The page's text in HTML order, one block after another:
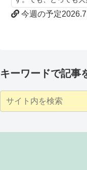
今週の予定
キーワードで記事